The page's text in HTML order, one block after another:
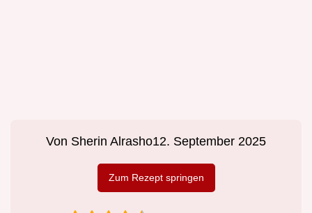
Von Sherin Alrasho12. September 2025
Zum Rezept springen